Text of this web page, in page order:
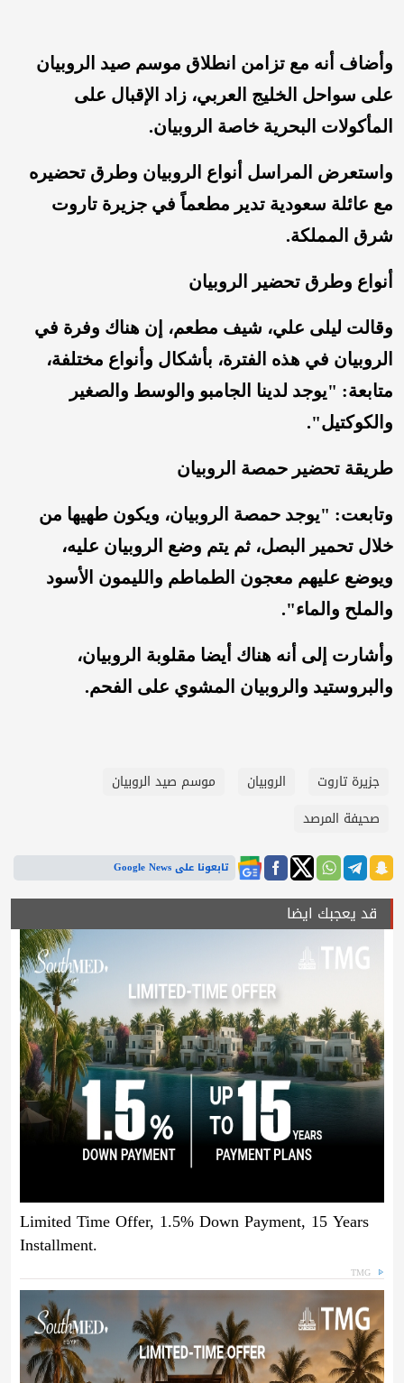
وأضاف أنه مع تزامن انطلاق موسم صيد الروبيان
على سواحل الخليج العربي، زاد الإقبال على
المأكولات البحرية خاصة الروبيان.
واستعرض المراسل أنواع الروبيان وطرق تحضيره
مع عائلة سعودية تدير مطعماً في جزيرة تاروت
شرق المملكة.
أنواع وطرق تحضير الروبيان
وقالت ليلى علي، شيف مطعم، إن هناك وفرة في
الروبيان في هذه الفترة، بأشكال وأنواع مختلفة،
متابعة: "يوجد لدينا الجامبو والوسط والصغير
والكوكتيل".
طريقة تحضير حمصة الروبيان
وتابعت: "يوجد حمصة الروبيان، ويكون طهيها من
خلال تحمير البصل، ثم يتم وضع الروبيان عليه،
ويوضع عليهم معجون الطماطم والليمون الأسود
والملح والماء".
وأشارت إلى أنه هناك أيضا مقلوبة الروبيان،
والبروستيد والروبيان المشوي على الفحم.
جزيرة تاروت الروبيان
موسم صيد الروبيان
صحيفة المرصد
تابعونا على Google News
قد يعجبك ايضا
Limited Time Offer, 1.5% Down Payment, 15 Years
Installment.
TMG